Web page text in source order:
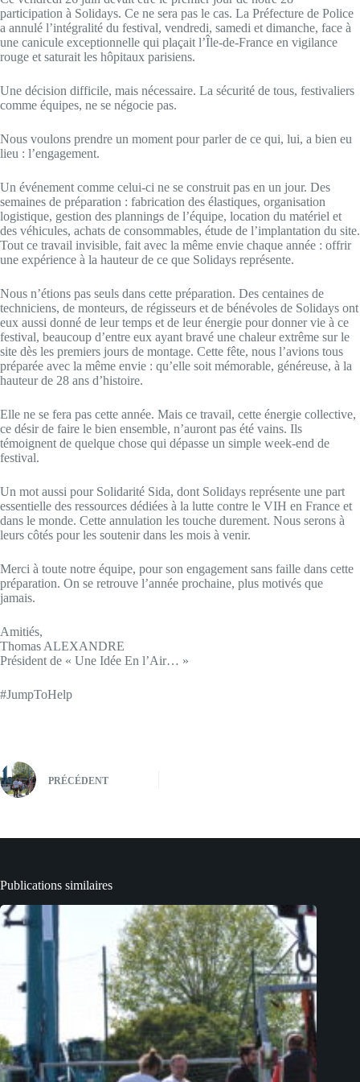
participation à Solidays. Ce ne sera pas le cas. La Préfecture de Police
a annulé l’intégralité du festival, vendredi, samedi et dimanche, face à
une canicule exceptionnelle qui plaçait l’Île-de-France en vigilance
rouge et saturait les hôpitaux parisiens.
Une décision difficile, mais nécessaire. La sécurité de tous, festivaliers
comme équipes, ne se négocie pas.
Nous voulons prendre un moment pour parler de ce qui, lui, a bien eu
lieu : l’engagement.
Un événement comme celui-ci ne se construit pas en un jour. Des
semaines de préparation : fabrication des élastiques, organisation
logistique, gestion des plannings de l’équipe, location du matériel et
des véhicules, achats de consommables, étude de l’implantation du site.
Tout ce travail invisible, fait avec la même envie chaque année : offrir
une expérience à la hauteur de ce que Solidays représente.
Nous n’étions pas seuls dans cette préparation. Des centaines de
techniciens, de monteurs, de régisseurs et de bénévoles de Solidays ont
eux aussi donné de leur temps et de leur énergie pour donner vie à ce
festival, beaucoup d’entre eux ayant bravé une chaleur extrême sur le
site dès les premiers jours de montage. Cette fête, nous l’avions tous
préparée avec la même envie : qu’elle soit mémorable, généreuse, à la
hauteur de 28 ans d’histoire.
Elle ne se fera pas cette année. Mais ce travail, cette énergie collective,
ce désir de faire le bien ensemble, n’auront pas été vains. Ils
témoignent de quelque chose qui dépasse un simple week-end de
festival.
Un mot aussi pour Solidarité Sida, dont Solidays représente une part
essentielle des ressources dédiées à la lutte contre le VIH en France et
dans le monde. Cette annulation les touche durement. Nous serons à
leurs côtés pour les soutenir dans les mois à venir.
Merci à toute notre équipe, pour son engagement sans faille dans cette
préparation. On se retrouve l’année prochaine, plus motivés que
jamais.
Amitiés,
Thomas ALEXANDRE
Président de « Une Idée En l’Air… »
#JumpToHelp
PRÉCÉDENT
Publications similaires